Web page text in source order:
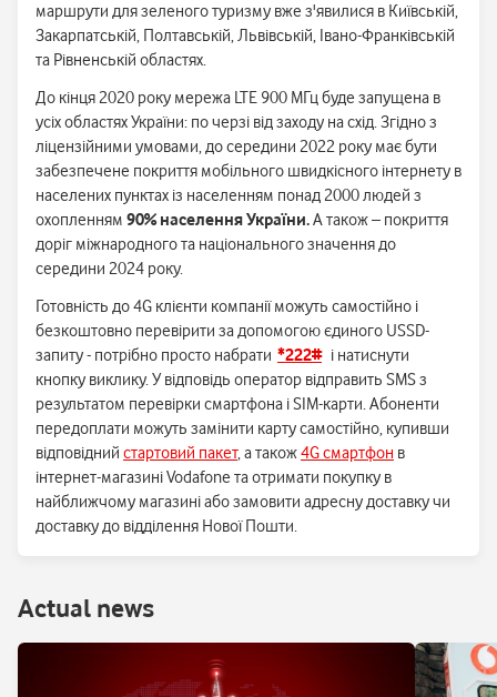
маршрути для зеленого туризму вже з'явилися в Київській,
Закарпатській, Полтавській, Львівській, Івано-Франківській
та Рівненській областях.
До кінця 2020 року мережа LTE 900 МГц буде запущена в
усіх областях України: по черзі від заходу на схід. Згідно з
ліцензійними умовами, до середини 2022 року має бути
забезпечене покриття мобільного швидкісного інтернету в
населених пунктах із населенням понад 2000 людей з
охопленням 90% населення України.А також – покриття
доріг міжнародного та національного значення до
середини 2024 року.
Готовність до 4G клієнти компанії можуть самостійно і
безкоштовно перевірити за допомогою єдиного USSD-
запиту - потрібно просто набрати *222# і натиснути
кнопку виклику. У відповідь оператор відправить SMS з
результатом перевірки смартфона і SIM-карти. Абоненти
передоплати можуть замінити карту самостійно, купивши
відповідний стартовий пакет, а також4G смартфон в
інтернет-магазині Vodafone та отримати покупку в
найближчому магазині або замовити адресну доставку чи
доставку до відділення Нової Пошти.
Аctual news